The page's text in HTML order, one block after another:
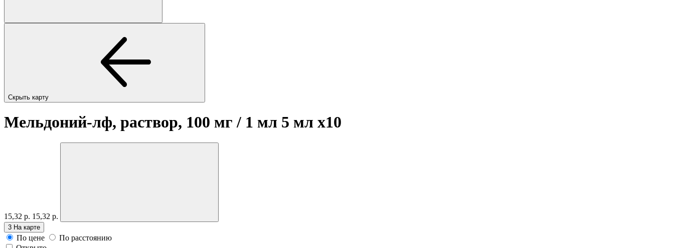
Скрыть карту
Мельдоний-лф, раствор, 100 мг / 1 мл 5 мл x10
15,32 р. 15,32 р.
3 На карте
По цене
По расстоянию